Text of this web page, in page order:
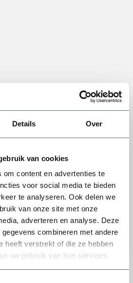
Details Over
van cookies
om content en advertenties te
voor social media te bieden
te analyseren. Ook delen we
van onze site met onze
adverteren en analyse. Deze
combineren met andere
heeft verstrekt of die ze hebben
uw gebruik van hun services.
afval van jouw klus hierin mag?
(0318) 46 37 40
type afvalcontainers